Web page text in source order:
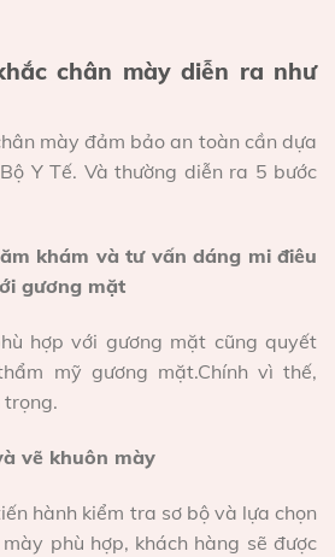
chân mày diễn ra như
mày đảm bảo an toàn cần dựa
Y Tế. Và thường diễn ra 5 bước
khám và tư vấn dáng mi điêu
gương mặt
hợp với gương mặt cũng quyết
mỹ gương mặt.Chính vì thế,
trọng.
vẽ khuôn mày
hành kiểm tra sơ bộ và lựa chọn
phù hợp, khách hàng sẽ được